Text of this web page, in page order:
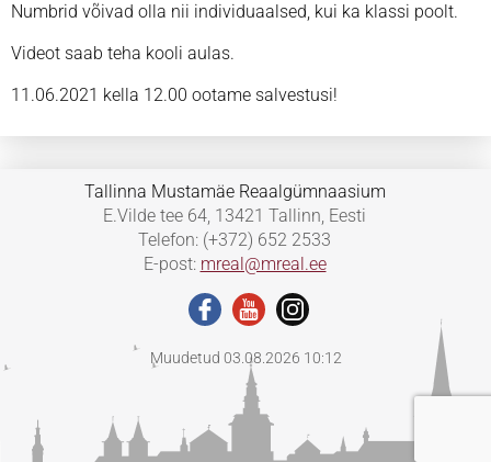
Numbrid võivad olla nii individuaalsed, kui ka klassi poolt.
Videot saab teha kooli aulas.
11.06.2021 kella 12.00 ootame salvestusi!
Tallinna Mustamäe Reaalgümnaasium
E.Vilde tee 64, 13421 Tallinn, Eesti
Telefon: (+372) 652 2533
E-post: mreal@mreal.ee
Muudetud 03.08.2026 10:12